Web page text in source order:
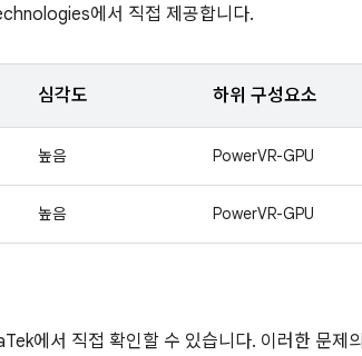
에서 직접 제공합니다.
심각도 하위 구성요소
높음 PowerVR-GPU
높음 PowerVR-GPU
에서 직접 확인할 수 있습니다. 이러한 문제의